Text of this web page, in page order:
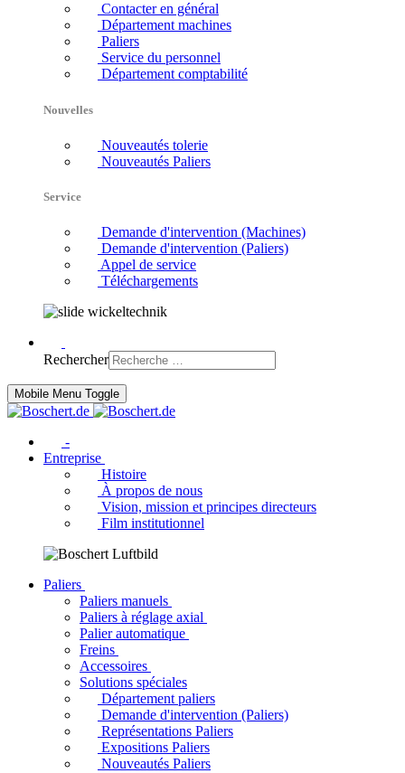
Contacter en général
Département machines
Paliers
Service du personnel
Département comptabilité
Nouvelles
Nouveautés tolerie
Nouveautés Paliers
Service
Demande d'intervention (Machines)
Demande d'intervention (Paliers)
Appel de service
Téléchargements
Rechercher
Mobile Menu Toggle
-
Entreprise
Histoire
À propos de nous
Vision, mission et principes directeurs
Film institutionnel
Paliers
Paliers manuels
Paliers à réglage axial
Palier automatique
Freins
Accessoires
Solutions spéciales
Département paliers
Demande d'intervention (Paliers)
Représentations Paliers
Expositions Paliers
Nouveautés Paliers